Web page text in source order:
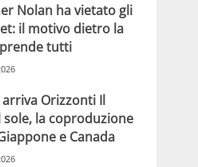
Nolan ha vietato gli
il motivo dietro la
tutti
arriva Orizzonti Il
sole, la coproduzione
e Canada